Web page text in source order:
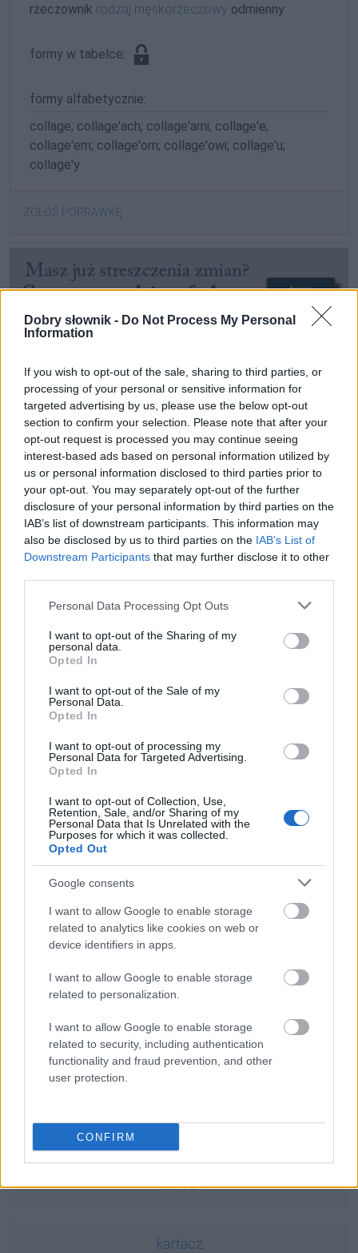
Dobry słownik - Do Not Process My Personal
Information
If you wish to opt-out of the sale, sharing to third parties, or
processing of your personal or sensitive information for
targeted advertising by us, please use the below opt-out
section to confirm your selection. Please note that after your
opt-out request is processed you may continue seeing
interest-based ads based on personal information utilized by
us or personal information disclosed to third parties prior to
your opt-out. You may separately opt-out of the further
disclosure of your personal information by third parties on the
IAB’s list of downstream participants. This information may
also be disclosed by us to third parties on the IAB’s List of
Downstream Participants that may further disclose it to other
Please note that this website/app uses one or more Google
not limited to your visit or usage behaviour. You may click to
grant or deny consent to Google and its third-party tags to
use your data for below specified purposes in below Google
consent section.
Personal Data Processing Opt Outs
I want to opt-out of the Sharing of my
personal data.
Opted In
I want to opt-out of the Sale of my
Personal Data.
Opted In
I want to opt-out of processing my
Personal Data for Targeted Advertising.
Opted In
I want to opt-out of Collection, Use,
Retention, Sale, and/or Sharing of my
Personal Data that Is Unrelated with the
Purposes for which it was collected.
Opted Out
Google consents
I want to allow Google to enable storage
related to analytics like cookies on web or
device identifiers in apps.
I want to allow Google to enable storage
related to personalization.
I want to allow Google to enable storage
related to security, including authentication
functionality and fraud prevention, and other
user protection.
CONFIRM
rzeczownik rodzaj męskorzeczowy odmienny
formy w tabelce:
formy alfabetycznie:
collage; collage'ach; collage'ami; collage'e;
collage'em; collage'om; collage'owi; collage'u;
collage'y
ZGŁOŚ POPRAWKĘ
Pozostały wątpliwości? Brakuje czegoś w haśle?
Zobacz, co zyskują abonenci Dobrego słownika.
SPRAWDŹ
Często sprawdzane
Jak odmieniać słowoe-mail
Mejlowe przypadki
Wymowa w odmianie
Ciekawostki
— O
barbierz ,barwierz
biedronka— Skąd nazwa biedronki?
Mogą Cię zainteresować również hasła
ampersand
didżej
performans
karob
kartacz